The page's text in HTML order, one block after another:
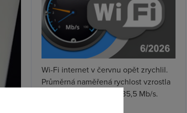
Wi-Fi internet v červnu opět zrychlil.
Průměrná naměřená rychlost vzrostla
meziměsíčně o 4 % na 35,5 Mb/s.